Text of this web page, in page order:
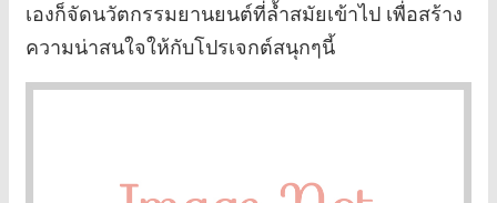
เองก็จัดนวัตกรรมยานยนต์ที่ล้ำสมัยเข้าไป เพื่อสร้าง
ความน่าสนใจให้กับโปรเจกต์สนุกๆนี้